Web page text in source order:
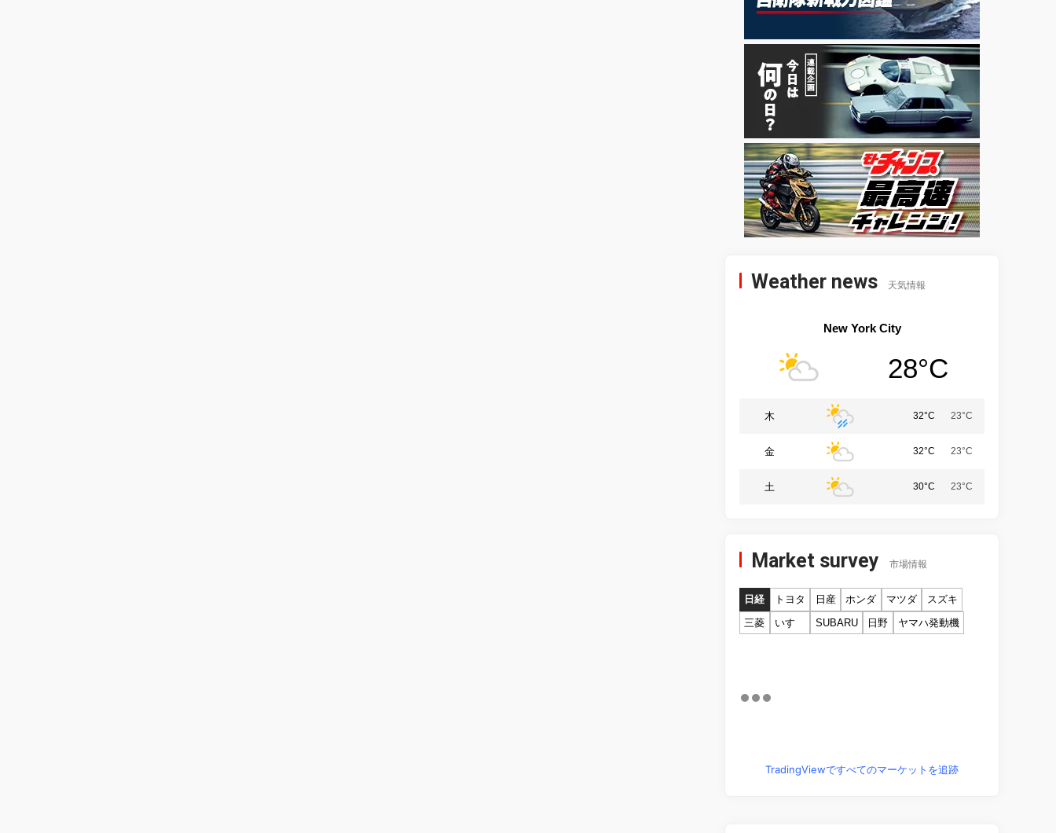
Weather news 天気情報
New York City
28°C
木 32°C 23°C
金 32°C 23°C
土 30°C 23°C
Market survey 市場情報
日経 トヨタ 日産 ホンダ マツダ
スズキ
三菱
いすゞ SUBARU 日野 ヤマハ発動機
TradingViewですべてのマーケットを追跡